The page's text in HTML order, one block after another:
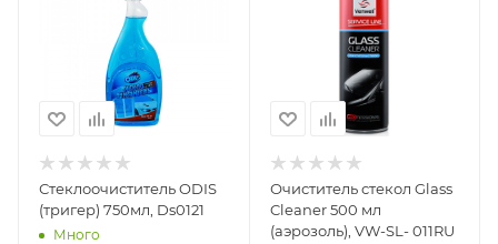
Стеклоочиститель ODIS
(тригер) 750мл, Ds0121
Много
Очиститель стекол Glass
Cleaner 500 мл
(аэрозоль), VW-SL- 011RU